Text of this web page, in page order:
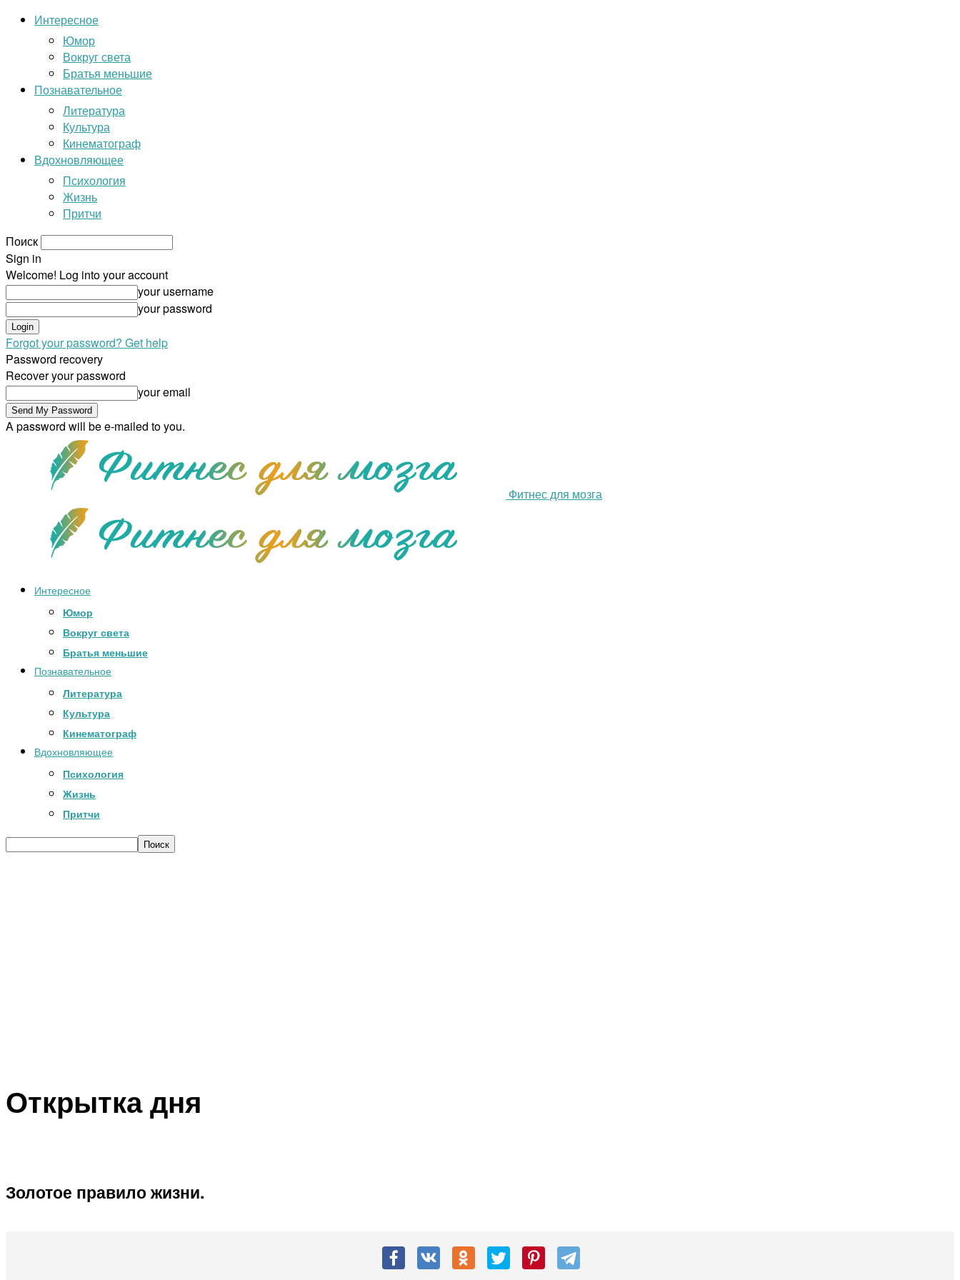
Интересное
Юмор
Вокруг света
Братья меньшие
Познавательное
Литература
Культура
Кинематограф
Вдохновляющее
Психология
Жизнь
Притчи
Поиск
Sign in
Welcome! Log into your account
your username
your password
Forgot your password? Get help
Password recovery
Recover your password
your email
A password will be e-mailed to you.
Фитнес для мозга
Интересное
Юмор
Вокруг света
Братья меньшие
Познавательное
Литература
Культура
Кинематограф
Вдохновляющее
Психология
Жизнь
Притчи
Открытка дня
Золотое правило жизни.